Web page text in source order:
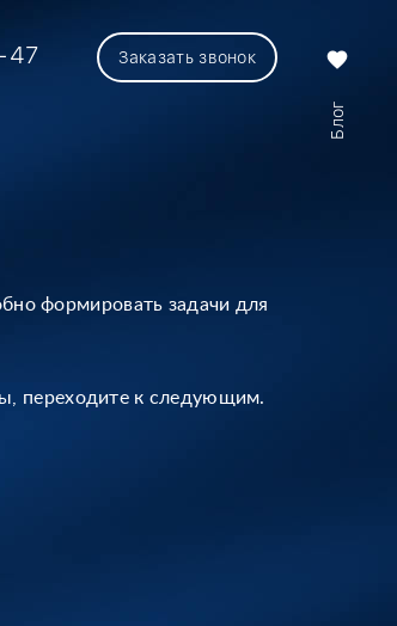
47 Заказать звонок
формировать задачи для
переходите к следующим.
favorite
Блог